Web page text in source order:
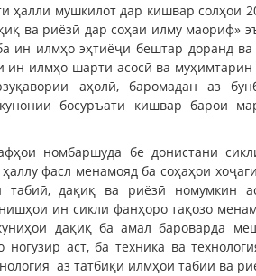
ҳалли мушкилот дар кишвар солҳои
ва риёзӣ дар соҳаи илму маориф»
ин илмҳо эҳтиёҷи бештар доранд
ин илмҳо шарти асосӣ ва
аҳолӣ, баромадан аз
босуръати кишвар барои
номбаршуда бе донистани
фасл менамояд ба соҳаҳои
дақиқ ва риёзӣ номумкин
ин сикли фанҳоро тақозо
дақиқ ба амал бароварда
аст, ба техника ва
аз татбиқи илмҳои табиӣ ва